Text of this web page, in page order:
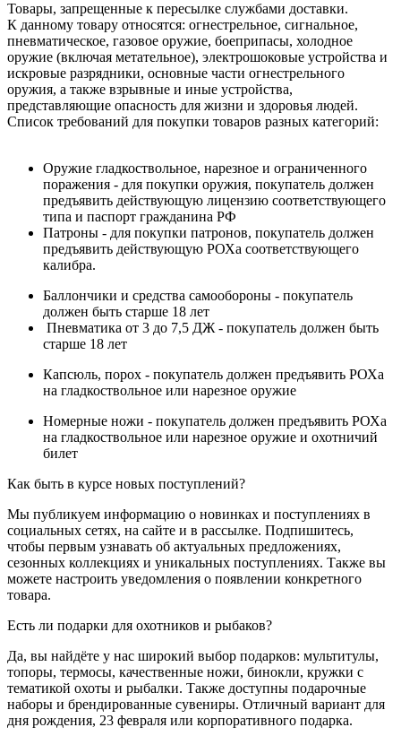
Товары, запрещенные к пересылке службами доставки.
К данному товару относятся: огнестрельное, сигнальное,
пневматическое, газовое оружие, боеприпасы, холодное
оружие (включая метательное), электрошоковые устройства и
искровые разрядники, основные части огнестрельного
оружия, а также взрывные и иные устройства,
представляющие опасность для жизни и здоровья людей.
Список требований для покупки товаров разных категорий:
Оружие гладкоствольное, нарезное и ограниченного
поражения - для покупки оружия, покупатель должен
предъявить действующую лицензию соответствующего
типа и паспорт гражданина РФ
Патроны - для покупки патронов, покупатель должен
предъявить действующую РОХа соответствующего
калибра.
Баллончики и средства самообороны - покупатель
должен быть старше 18 лет
Пневматика от 3 до 7,5 ДЖ - покупатель должен быть
старше 18 лет
Капсюль, порох - покупатель должен предъявить РОХа
на гладкоствольное или нарезное оружие
Номерные ножи - покупатель должен предъявить РОХа
на гладкоствольное или нарезное оружие и охотничий
билет
Как быть в курсе новых поступлений?
Мы публикуем информацию о новинках и поступлениях в
социальных сетях, на сайте и в рассылке. Подпишитесь,
чтобы первым узнавать об актуальных предложениях,
сезонных коллекциях и уникальных поступлениях. Также вы
можете настроить уведомления о появлении конкретного
товара.
Есть ли подарки для охотников и рыбаков?
Да, вы найдёте у нас широкий выбор подарков: мультитулы,
топоры, термосы, качественные ножи, бинокли, кружки с
тематикой охоты и рыбалки. Также доступны подарочные
наборы и брендированные сувениры. Отличный вариант для
дня рождения, 23 февраля или корпоративного подарка.